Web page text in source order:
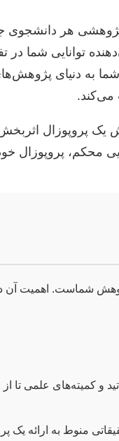
پژوهشی هر
توانایی شما در
به دنیای
می‌کند.
یک پروپوزال
محکم، پروپوزال
پژوهش شماست. اهمیت
و کمیته‌های علمی تا
منوط به ارائه یک